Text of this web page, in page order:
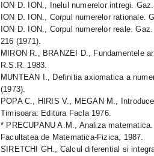
ION D. ION., Inelul numerelor intregi.
ION D. ION., Corpul numerelor rationale.
ION D. ION., Corpul numerelor reale.
216 (1971).
MIRON R., BRANZEI D., Fundamentele
R.S.R. 1983.
MUNTEAN I., Definitia axiomatica a
(1973).
POPA C., HIRIS V., MEGAN M.,
Timisoara: Editura Facla 1976.
* PRECUPANU A.M., Analiza
Facultatea de Matematica-Fizica, 1987.
SIRETCHI GH., Calcul diferential si